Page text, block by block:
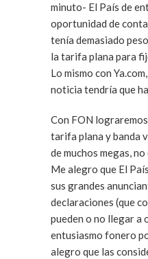
minuto- El País de
oportunidad de
tenía demasiado peso. Pero con Jazztel
la tarifa plana para
Lo mismo con Ya.com,
noticia tendría que
Con FON
tarifa plana y banda
de muchos megas,
Me alegro que El
sus grandes
declaraciones (que
pueden o no llegar a
entusiasmo fonero por
alegro que las